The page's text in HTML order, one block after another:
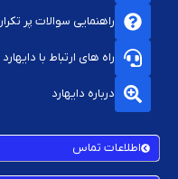
راهنمایی سوالات پر تکرار
راه های ارتباط با دایهارد
درباره دایهارد
اطلاعات تماس